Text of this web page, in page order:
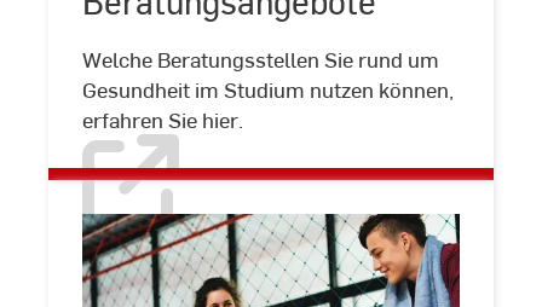
Welche Beratungsstellen Sie rund um
Gesundheit im Studium nutzen können,
erfahren Sie hier.